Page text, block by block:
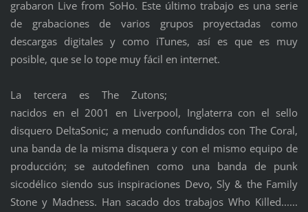
grabaron Live from SoHo. Este último trabajo es una serie
de grabaciones de varios grupos proyectadas como
descargas digitales y como iTunes, así es que es muy
posible, que se lo tope muy fácil en internet.
La tercera es The Zutons;
nacidos en el 2001 en Liverpool, Inglaterra con el sello
disquero DeltaSonic; a menudo confundidos con The Coral,
una banda de la misma disquera y con el mismo equipo de
producción; se autodefinen como una banda de punk
sicodélico siendo sus inspiraciones Devo, Sly & the Family
Stone y Madness. Han sacado dos trabajos Who Killed......